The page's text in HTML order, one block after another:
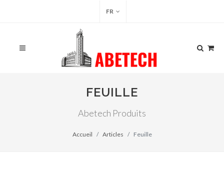
FR
FEUILLE
Abetech Produits
Accueil Articles Feuille